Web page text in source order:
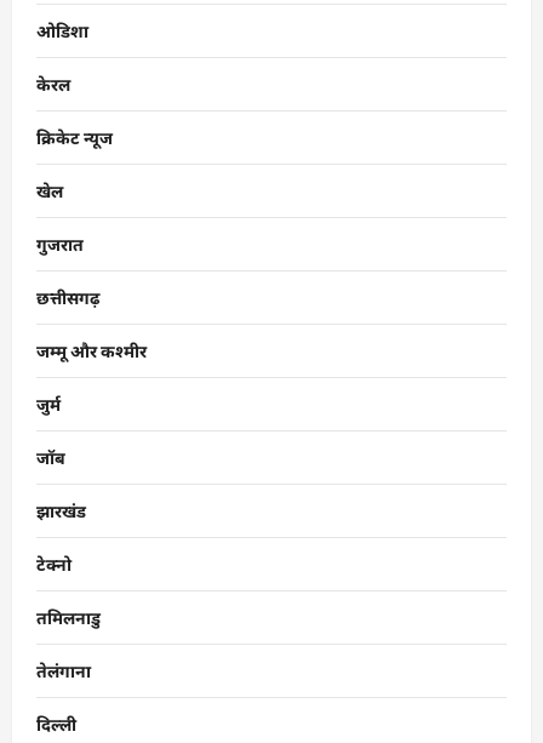
ओडिशा
केरल
क्रिकेट न्यूज
खेल
गुजरात
छत्तीसगढ़
जम्मू और कश्मीर
जुर्म
जॉब
झारखंड
टेक्नो
तमिलनाडु
तेलंगाना
दिल्ली